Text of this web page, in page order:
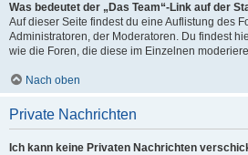
Was bedeutet der „Das Team“-Link auf der
Auf dieser Seite findest du eine Auflistung des
Administratoren, der Moderatoren. Du findest
wie die Foren, die diese im Einzelnen
Nach oben
Private Nachrichten
Ich kann keine Privaten Nachrichten